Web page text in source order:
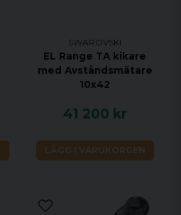
SWAROVSKI
EL Range TA kikare
med Avståndsmätare
10x42
41 200 kr
LÄGG I VARUKORGEN